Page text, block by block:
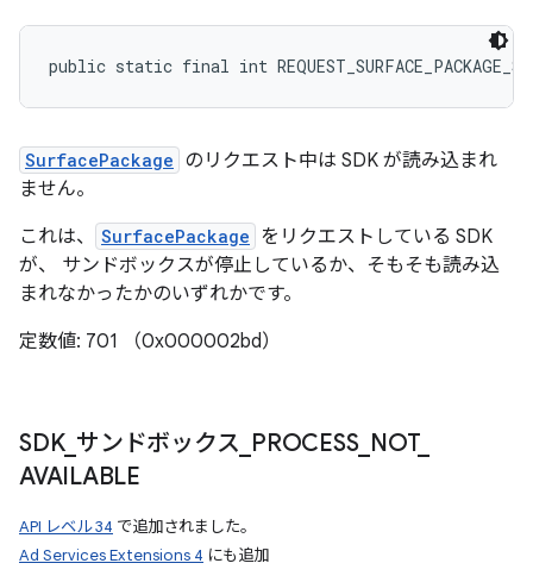
public static final int
SurfacePackage のリクエスト中は SDK が読み込まれ
ません。
これは、
SurfacePackage をリクエストしている SDK
が、 サンドボックスが停止しているか、そもそも読み込
まれなかったかのいずれかです。
定数値: 701 （0x000002bd）
SDK_ サンドボックス PROCESS_ NOT_
AVAILABLE
API レベル 34 で追加されました。
Ad Services Extensions 4 にも追加